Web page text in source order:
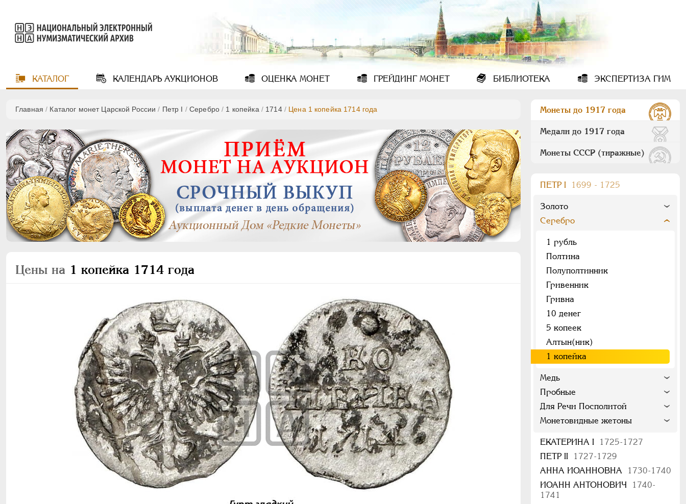
КАТАЛОГ КАЛЕНДАРЬАУКЦИОНОВ ОЦЕНКА МОНЕТ ГРЕЙДИНГМОНЕТ БИБЛИОТЕКА ЭКСПЕРТИЗА ГИМ
Главная / Каталог монет Царской России / Пeтр I /Серебро / 1 копейка / 1714/ Цена 1 копейка 1714 года
Цены на 1 копейка 1714 года
Монеты до 1917 года
Медали до 1917 года
Монеты СССР (тиражные)
ПEТР I 1699 - 1725
Золото
Серебро
1 рубль
Полтина
Полуполтинник
Гривенник
Гривна
10 денег
5 копеек
Алтын(ник)
1 копейка
Медь
Пробные
Для Речи Посполитой
Монетовидные жетоны
ЕКАТЕРИНА I
1725-1727
ПЕТР II
1727-1729
АННА ИОАННОВНА
1730-1740
ИОАНН АНТОНОВИЧ
1740-
1741